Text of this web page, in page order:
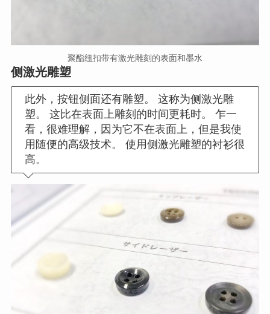
聚酯纽扣带有激光雕刻的表面和墨水
侧激光雕塑
此外，按钮侧面还有雕塑。 这称为侧激光雕
塑。 这比在表面上雕刻的时间更耗时。 乍一
看，很难理解，因为它不在表面上，但是我使
用随便的高级技术。 使用侧激光雕塑的衬衫很
高。